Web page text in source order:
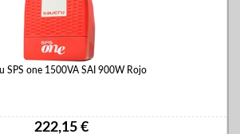
SPS one 1500VA SAI 900W Rojo
222,15 €